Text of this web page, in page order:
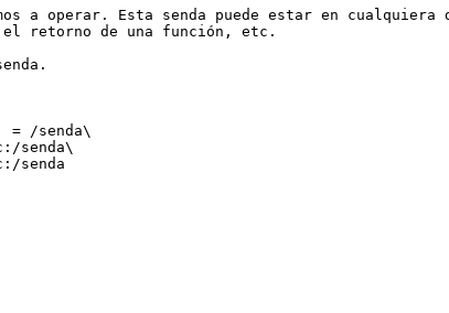
a operar. Esta senda puede estar en
el retorno de una función, etc.
= /senda\
senda\
senda